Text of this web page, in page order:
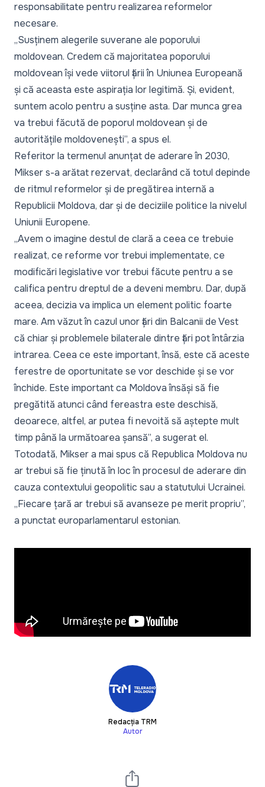
responsabilitate pentru realizarea reformelor
necesare.
„Susținem alegerile suverane ale poporului
moldovean. Credem că majoritatea poporului
moldovean își vede viitorul țării în Uniunea Europeană
și că aceasta este aspirația lor legitimă. Și, evident,
suntem acolo pentru a susține asta. Dar munca grea
va trebui făcută de poporul moldovean și de
autoritățile moldovenești”, a spus el.
Referitor la termenul anunțat de aderare în 2030,
Mikser s-a arătat rezervat, declarând că totul depinde
de ritmul reformelor și de pregătirea internă a
Republicii Moldova, dar și de deciziile politice la nivelul
Uniunii Europene.
„Avem o imagine destul de clară a ceea ce trebuie
realizat, ce reforme vor trebui implementate, ce
modificări legislative vor trebui făcute pentru a se
califica pentru dreptul de a deveni membru. Dar, după
aceea, decizia va implica un element politic foarte
mare. Am văzut în cazul unor țări din Balcanii de Vest
că chiar și problemele bilaterale dintre țări pot întârzia
intrarea. Ceea ce este important, însă, este că aceste
ferestre de oportunitate se vor deschide și se vor
închide. Este important ca Moldova însăși să fie
pregătită atunci când fereastra este deschisă,
deoarece, altfel, ar putea fi nevoită să aștepte mult
timp până la următoarea șansă”, a sugerat el.
Totodată, Mikser a mai spus că Republica Moldova nu
ar trebui să fie ținută în loc în procesul de aderare din
cauza contextului geopolitic sau a statutului Ucrainei.
„Fiecare țară ar trebui să avanseze pe merit propriu”,
a punctat europarlamentarul estonian.
Redacția TRM
Autor